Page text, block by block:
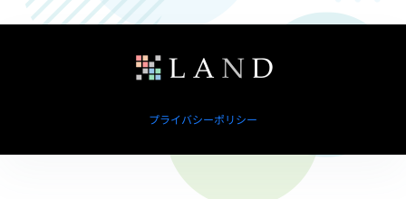
プライバシーポリシー